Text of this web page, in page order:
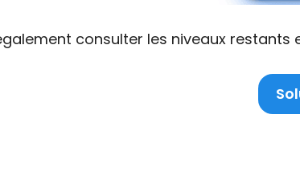
consulter les niveaux restants